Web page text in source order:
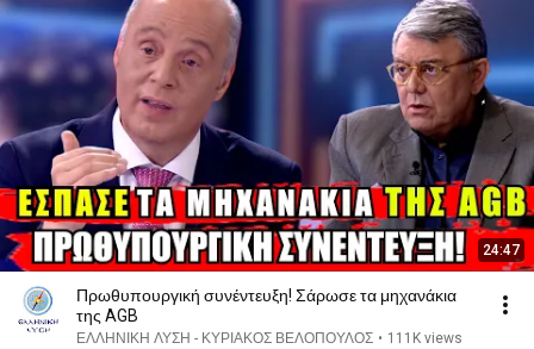
24:47
Πρωθυπουργική συνέντευξη! Σάρωσε τα μηχανάκια
της AGB
ΕΛΛΗΝΙΚΗ ΛΥΣΗ - ΚΥΡΙΑΚΟΣ ΒΕΛΟΠΟΥΛΟΣ • 111K views